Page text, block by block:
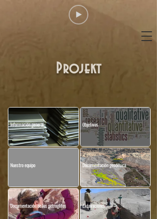
Projekt
Información general Objetivos
Nuestro equipo Documentación geodésica
Documentación de los petroglifos Excavaciones